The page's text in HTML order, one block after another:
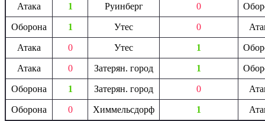
Атака 1 Руинберг 0
Оборона 1 Утес 0
Атака 0 Утес 1
Атака 0 Затерян. город 1
Оборона 1 Затерян. город 0
Оборона 0 Химмельсдорф 1